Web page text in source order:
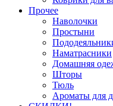
Прочее
Наволочки
Простыни
Наматрасники
Домашняя
Шторы
Тюль
Ароматы для